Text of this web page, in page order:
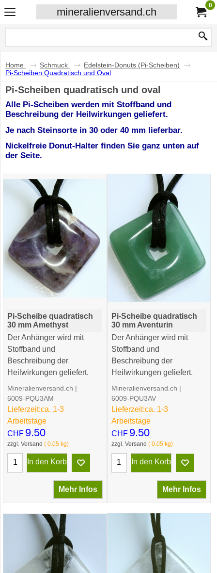
mineralienversand.ch
0
Home Schmuck
Edelstein-Donuts (Pi-Scheiben)
Pi-Scheiben Quadratisch und Oval
Pi-Scheiben quadratisch und oval
Alle Pi-Scheiben werden mit Stoffband und
Beschreibung der Heilwirkungen geliefert.
Je nach Steinsorte in 30 oder 40 mm lieferbar.
Nickelfreie Donut-Halter finden Sie ganz unten auf
der Seite.
Pi-Scheibe quadratisch
30 mm Amethyst
Der Anhänger wird mit
Stoffband und
Beschreibung der
Heilwirkungen geliefert.
CHF 9.50
zzgl. Versand 0.05 kg
Mineralienversand.ch
6009-PQU3AM
Lieferzeit:ca. 1-3
Arbeitstage
In den Korb
Mehr Infos
Pi-Scheibe quadratisch
30 mm Aventurin
Der Anhänger wird mit
Stoffband und
Beschreibung der
Heilwirkungen geliefert.
CHF 9.50
zzgl. Versand 0.05kg
Mineralienversand.ch
6009-PQU3AV
Lieferzeit:ca. 1-3
Arbeitstage
In den Korb
Mehr Infos